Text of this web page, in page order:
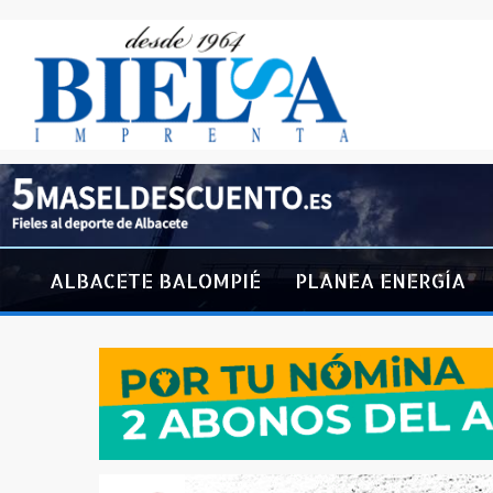
ALBACETE BALOMPIÉ PLANEA ENERGÍA